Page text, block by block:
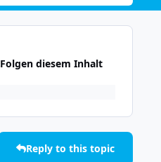
Folgen diesem Inhalt
Reply to this topic